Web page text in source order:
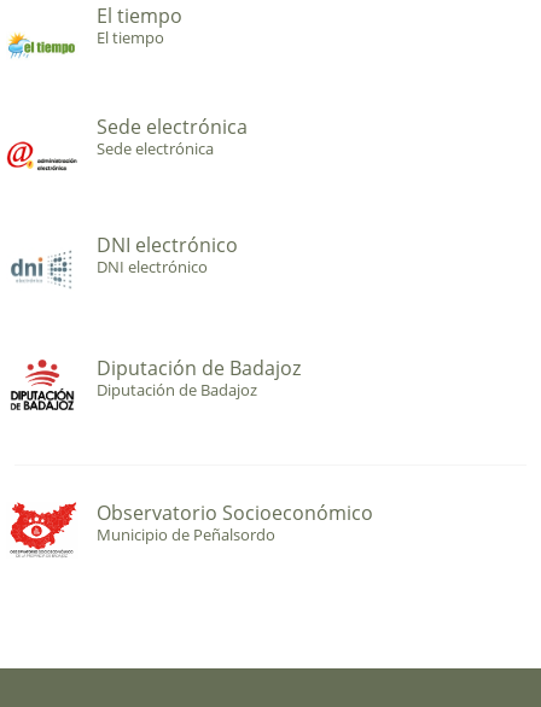
El tiempo
El tiempo
Sede electrónica
Sede electrónica
DNI electrónico
DNI electrónico
Diputación de Badajoz
Diputación de Badajoz
Observatorio Socioeconómico
Municipio de Peñalsordo